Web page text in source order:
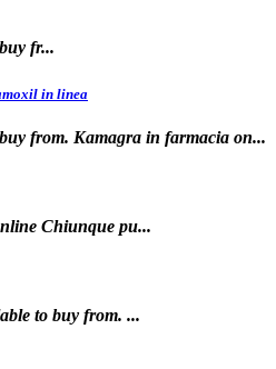
fr...
in linea
from. Kamagra in farmacia on...
Chiunque pu...
to buy from. ...